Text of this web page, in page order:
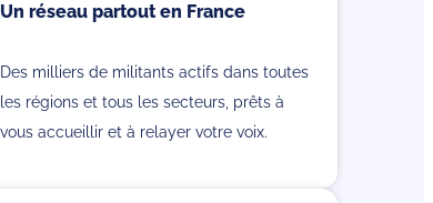
Un réseau partout en France
Des milliers de militants actifs dans toutes
les régions et tous les secteurs, prêts à
vous accueillir et à relayer votre voix.